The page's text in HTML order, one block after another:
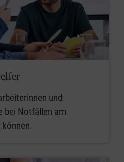
und
bei Notfällen am